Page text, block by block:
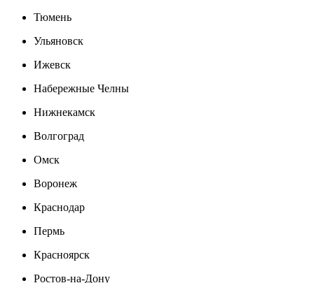
Тюмень
Ульяновск
Ижевск
Набережные Челны
Нижнекамск
Волгоград
Омск
Воронеж
Краснодар
Пермь
Красноярск
Ростов-на-Дону